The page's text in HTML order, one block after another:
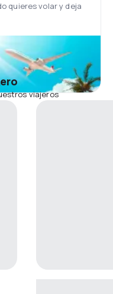
quieres volar y deja
viajeros